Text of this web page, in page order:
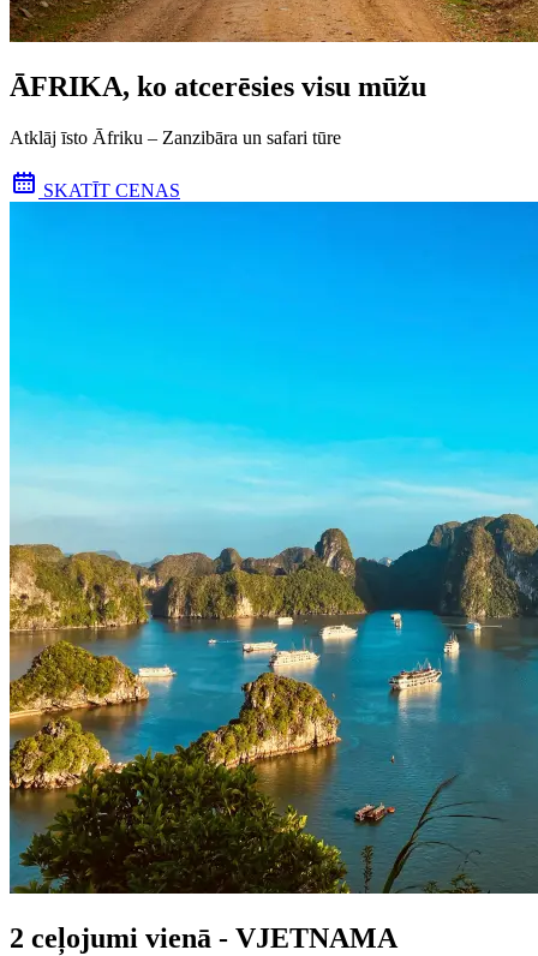
ĀFRIKA, ko atcerēsies visu mūžu
Atklāj īsto Āfriku – Zanzibāra un safari tūre
SKATĪT CENAS
2 ceļojumi vienā - VJETNAMA